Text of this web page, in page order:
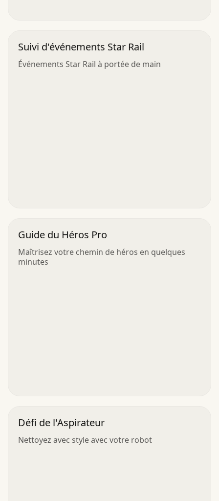
Suivi d'événements Star Rail
Événements Star Rail à portée de main
Guide du Héros Pro
Maîtrisez votre chemin de héros en quelques
minutes
Défi de l'Aspirateur
Nettoyez avec style avec votre robot